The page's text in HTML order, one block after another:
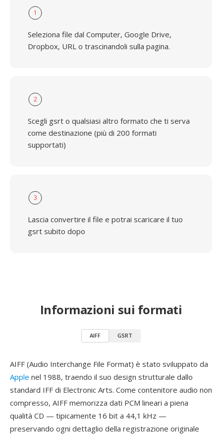
1
Seleziona file dal Computer, Google Drive,
Dropbox, URL o trascinandoli sulla pagina.
2
Scegli gsrt o qualsiasi altro formato che ti serva
come destinazione (più di 200 formati
supportati)
3
Lascia convertire il file e potrai scaricare il tuo
gsrt subito dopo
Informazioni sui formati
AIFF GSRT
AIFF (Audio Interchange File Format) è stato sviluppato da
Apple nel 1988, traendo il suo design strutturale dallo
standard IFF di Electronic Arts. Come contenitore audio non
compresso, AIFF memorizza dati PCM lineari a piena
qualità CD — tipicamente 16 bit a 44,1 kHz —
preservando ogni dettaglio della registrazione originale